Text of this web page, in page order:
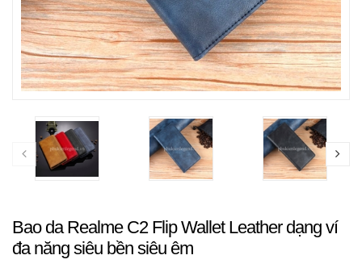
Bao da Realme C2 Flip Wallet Leather dạng ví
đa năng siêu bền siêu êm